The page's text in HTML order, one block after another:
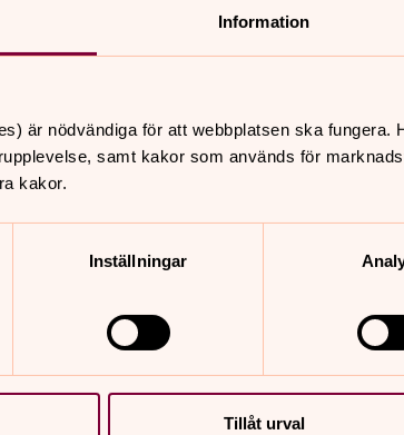
Information
är nödvändiga för att webbplatsen ska
samt kakor som används för
kakor.
Inställningar
Tillåt urval